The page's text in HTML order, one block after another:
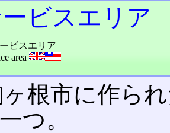
ビスエリア
ビスエリア
area
根市に作ら
つ。